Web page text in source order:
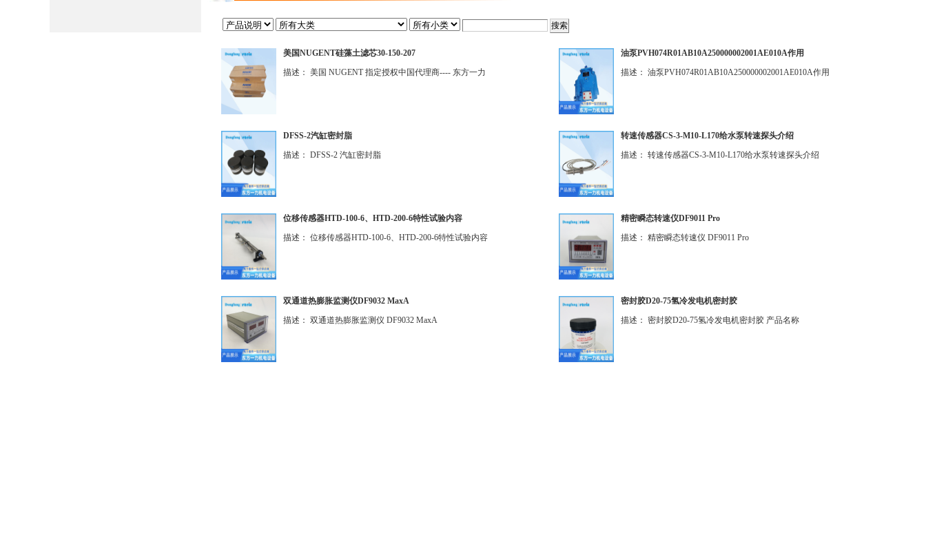
美国NUGENT硅藻土滤芯30-150-207
描述： 美国 NUGENT 指定授权中国代理商---- 东方一力
油泵PVH074R01AB10A250000002001AE010A作用
描述： 油泵PVH074R01AB10A250000002001AE010A作用
DFSS-2汽缸密封脂
描述： DFSS-2 汽缸密封脂
转速传感器CS-3-M10-L170给水泵转速探头介绍
描述： 转速传感器CS-3-M10-L170给水泵转速探头介绍
位移传感器HTD-100-6、HTD-200-6特性试验内容
描述： 位移传感器HTD-100-6、HTD-200-6特性试验内容
精密瞬态转速仪DF9011 Pro
描述： 精密瞬态转速仪 DF9011 Pro
双通道热膨胀监测仪DF9032 MaxA
描述： 双通道热膨胀监测仪 DF9032 MaxA
密封胶D20-75氢冷发电机密封胶
描述： 密封胶D20-75氢冷发电机密封胶 产品名称